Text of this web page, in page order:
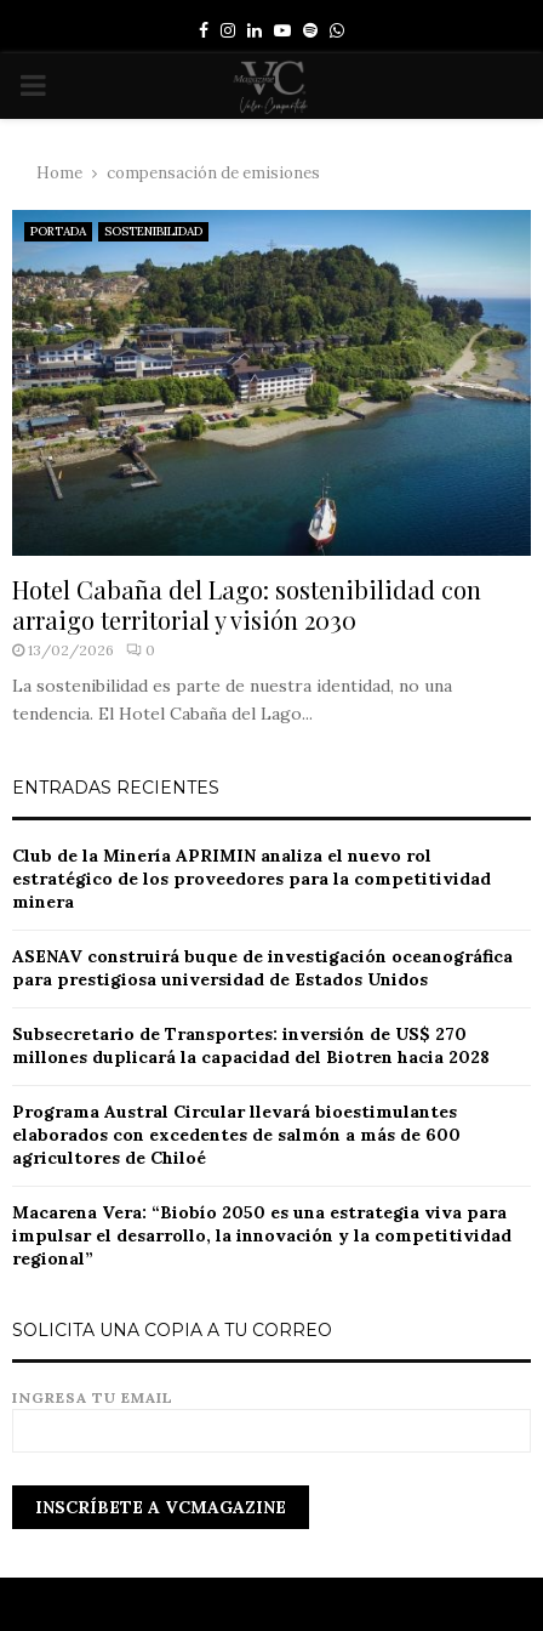
Facebook
Instagram
LinkedinYoutube
SpotifyWhatsapp
PRIMARY
Home compensación de emisiones
PORTADA SOSTENIBILIDAD
Hotel Cabaña del Lago: sostenibilidad con
arraigo territorial y visión 2030
13/02/2026 0
La sostenibilidad es parte de nuestra identidad, no una
tendencia. El Hotel Cabaña del Lago...
ENTRADAS RECIENTES
Club de la Minería APRIMIN analiza el nuevo rol
estratégico de los proveedores para la competitividad
minera
ASENAV construirá buque de investigación oceanográfica
para prestigiosa universidad de Estados Unidos
Subsecretario de Transportes: inversión de US$ 270
millones duplicará la capacidad del Biotren hacia 2028
Programa Austral Circular llevará bioestimulantes
elaborados con excedentes de salmón a más de 600
agricultores de Chiloé
Macarena Vera: “Biobío 2050 es una estrategia viva para
impulsar el desarrollo, la innovación y la competitividad
regional”
SOLICITA UNA COPIA A TU CORREO
INGRESA TU EMAIL